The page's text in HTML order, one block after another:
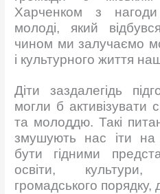
Харченком з
молоді, який
чином ми залучаємо
і культурного життя
Діти заздалегідь
могли б активізувати
та молоддю. Такі
змушують нас іти
бути гідними
освіти,
громадського порядку,